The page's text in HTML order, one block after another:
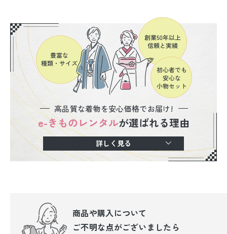
高品質な着物を安心価格でお届け!
e-きものレンタルが選ばれる理由
詳しく見る
商品や購入について
ご不明な点がございましたら